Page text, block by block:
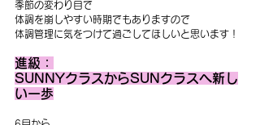
季節の変わり目で
体調を崩しやすい時期でもありますので
体調管理に気をつけて過ごしてほしいと思います！
進級：
SUNNYクラスからSUNクラスへ新し
い一歩